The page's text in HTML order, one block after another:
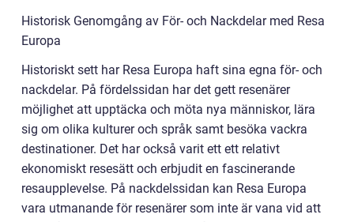
Historisk Genomgång av För- och Nackdelar med Resa
Europa
Historiskt sett har Resa Europa haft sina egna för- och
nackdelar. På fördelssidan har det gett resenärer
möjlighet att upptäcka och möta nya människor, lära
sig om olika kulturer och språk samt besöka vackra
destinationer. Det har också varit ett ett relativt
ekonomiskt resesätt och erbjudit en fascinerande
resaupplevelse. På nackdelssidan kan Resa Europa
vara utmanande för resenärer som inte är vana vid att